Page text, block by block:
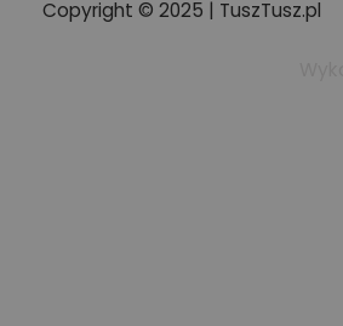
Copyright © 2025 | TuszTusz.pl